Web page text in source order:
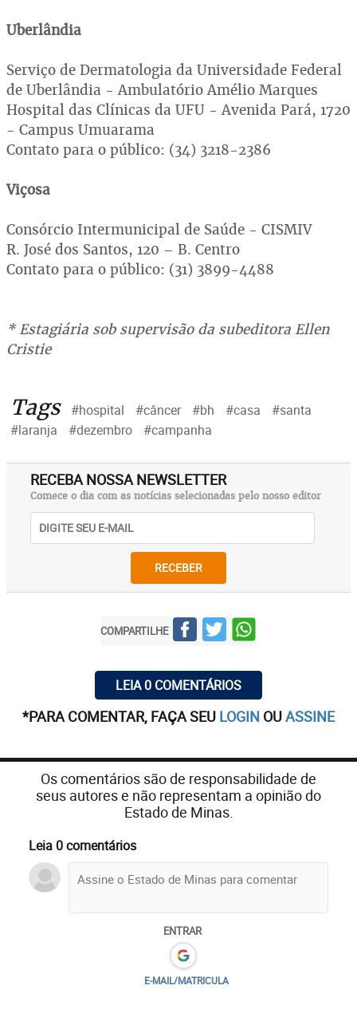
Uberlândia
Serviço de Dermatologia da Universidade Federal
de Uberlândia - Ambulatório Amélio Marques
Hospital das Clínicas da UFU - Avenida Pará, 1720
- Campus Umuarama
Contato para o público: (34) 3218-2386
Viçosa
Consórcio Intermunicipal de Saúde - CISMIV
R. José dos Santos, 120 – B. Centro
Contato para o público: (31) 3899-4488
* Estagiária sob supervisão da subeditora Ellen
Cristie
Tags #hospital #câncer #bh #casa
#santa
#laranja
#dezembro #campanha
RECEBA NOSSA NEWSLETTER
Comece o dia com as notícias selecionadas pelo nosso editor
RECEBER
COMPARTILHE
LEIA 0 COMENTÁRIOS
*PARA COMENTAR, FAÇA SEU LOGIN OUASSINE
Os comentários são de responsabilidade de
seus autores e não representam a opinião do
Estado de Minas.
Leia 0 comentários
ENTRAR
E-MAIL/MATRICULA